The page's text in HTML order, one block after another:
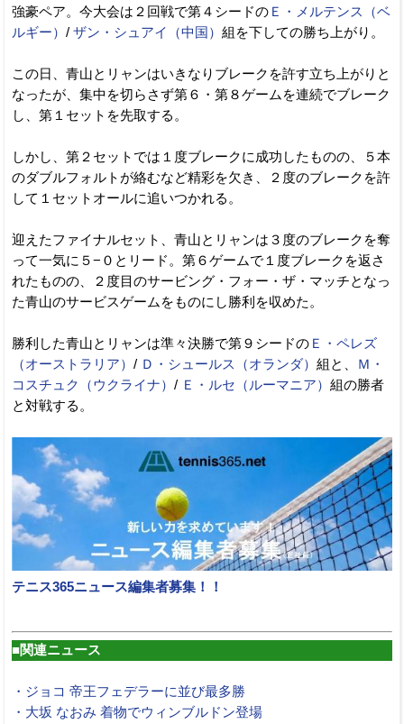
強豪ペア。今大会は２回戦で第４シードの Ｅ・メルテンス（ベ
ルギー） / ザン・シュアイ（中国） 組を下しての勝ち上がり。
この日、青山とリャンはいきなりブレークを許す立ち上がりと
なったが、集中を切らさず第６・第８ゲームを連続でブレーク
し、第１セットを先取する。
しかし、第２セットでは１度ブレークに成功したものの、５本
のダブルフォルトが絡むなど精彩を欠き、２度のブレークを許
して１セットオールに追いつかれる。
迎えたファイナルセット、青山とリャンは３度のブレークを奪
って一気に５−０とリード。第６ゲームで１度ブレークを返さ
れたものの、２度目のサービング・フォー・ザ・マッチとなっ
た青山のサービスゲームをものにし勝利を収めた。
勝利した青山とリャンは準々決勝で第９シードの Ｅ・ペレズ
（オーストラリア） / Ｄ・シュールス（オランダ） 組と、
Ｍ・
コスチュク（ウクライナ） / Ｅ・ルセ（ルーマニア） 組の勝者
と対戦する。
テニス365ニュース編集者募集！！
■関連ニュース
・ジョコ 帝王フェデラーに並び最多勝
・大坂 なおみ 着物でウィンブルドン登場